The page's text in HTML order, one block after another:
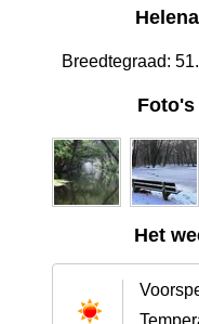
Breedtegraad:
Foto's
Het